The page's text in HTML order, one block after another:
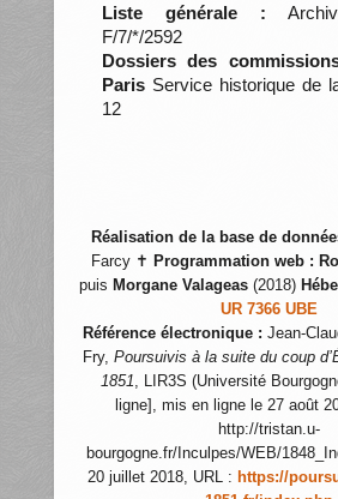
Liste générale :
F/7/*/2592
Dossiers des
ParisService historique de
12
Réalisation de la base de
Farcy ✝ Programmation web :
puis Morgane Valageas (2018)
UR 7366 UBE
Référence électronique : Jean-
Fry, Poursuivis à la suite du coup
1851, LIR3S (Université
ligne], mis en ligne le 27 août
http://tristan.u-
bourgogne.fr/Inculpes/WEB/
20 juillet 2018, URL : https://